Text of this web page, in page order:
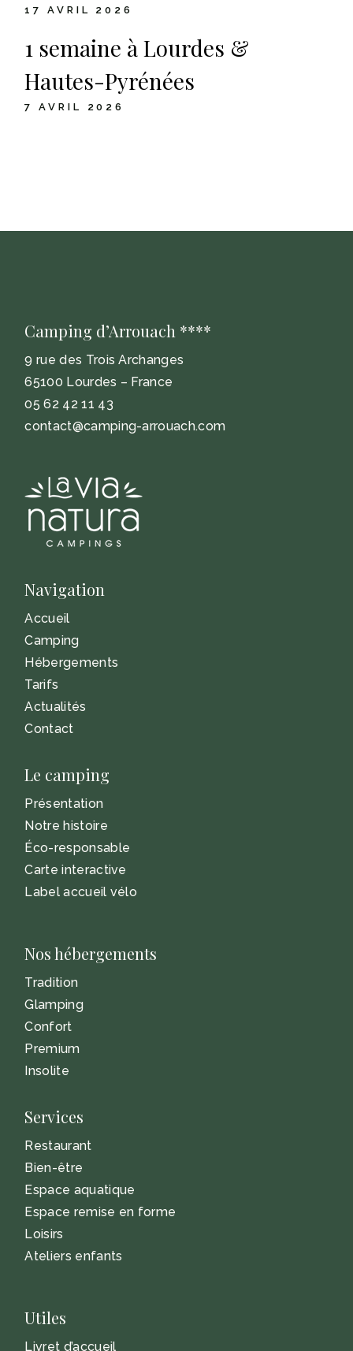
17 AVRIL 2026
1 semaine à Lourdes &
Hautes-Pyrénées
7 AVRIL 2026
Camping d’Arrouach ****
9 rue des Trois Archanges
65100 Lourdes – France
05 62 42 11 43
contact@camping-arrouach.com
Navigation
Accueil
Camping
Hébergements
Tarifs
Actualités
Contact
Le camping
Présentation
Notre histoire
Éco-responsable
Carte interactive
Label accueil vélo
Nos hébergements
Tradition
Glamping
Confort
Premium
Insolite
Services
Restaurant
Bien-être
Espace aquatique
Espace remise en forme
Loisirs
Ateliers enfants
Utiles
Livret d’accueil